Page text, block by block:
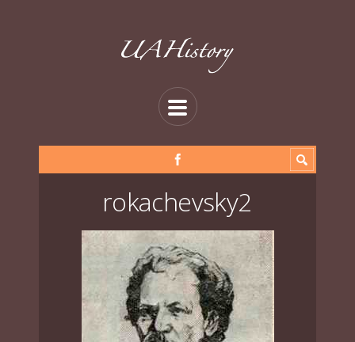
rokachevsky2